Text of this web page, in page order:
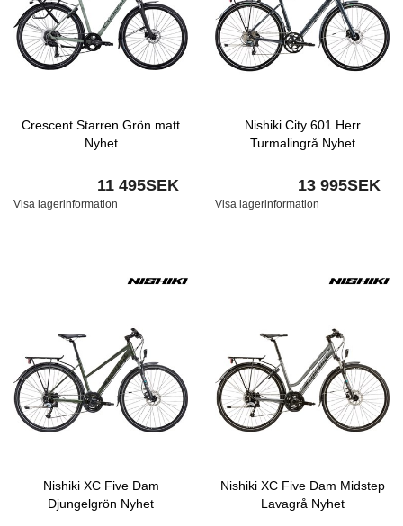
Crescent Starren Grön matt
Nyhet
11 495SEK
Visa lagerinformation
Nishiki City 601 Herr
Turmalingrå Nyhet
13 995SEK
Visa lagerinformation
Nishiki XC Five Dam
Djungelgrön Nyhet
Nishiki XC Five Dam Midstep
Lavagrå Nyhet